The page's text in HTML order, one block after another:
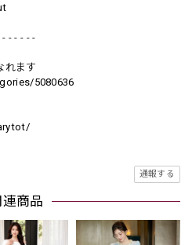
- - - - -
れます
5080636
通報する
連商品